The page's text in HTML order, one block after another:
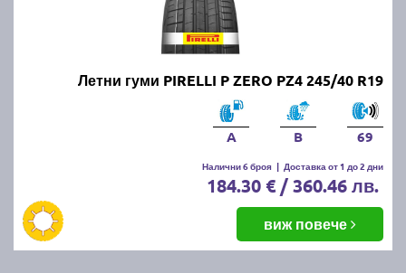
Летни гуми PIRELLI P ZERO PZ4 245/40 R19
A B 69
Налични 6 броя | Доставка от 1 до 2 дни
184.30 € / 360.46 лв.
виж повече